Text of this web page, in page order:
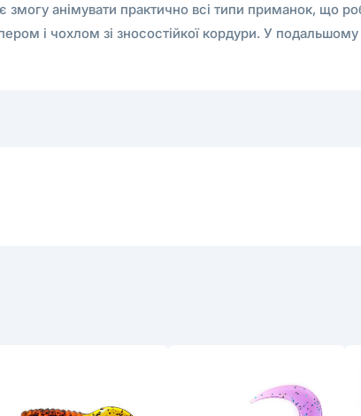
змогу анімувати практично всі типи приманок, що
і чохлом зі зносостійкої кордури. У